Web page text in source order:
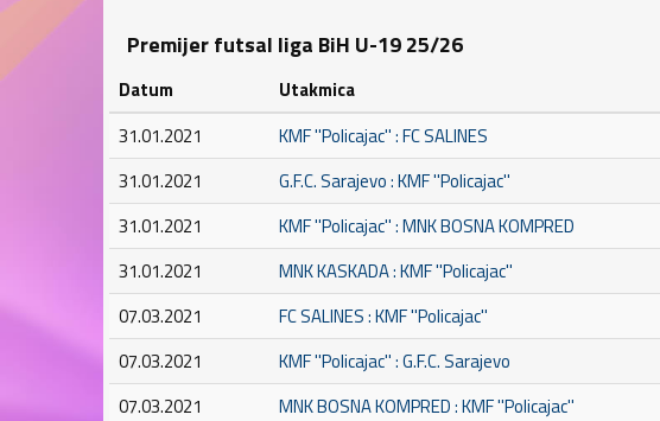
Premijer futsal liga BiH U-19 25/26
Datum Utakmica
31.01.2021
KMF ''Policajac'' : FC SALINES
31.01.2021
G.F.C. Sarajevo : KMF ''Policajac''
31.01.2021
KMF ''Policajac'' : MNK BOSNA KOMPRED
31.01.2021
MNK KASKADA : KMF ''Policajac''
07.03.2021
FC SALINES : KMF ''Policajac''
07.03.2021
KMF ''Policajac'' : G.F.C. Sarajevo
07.03.2021
MNK BOSNA KOMPRED : KMF ''Policajac''